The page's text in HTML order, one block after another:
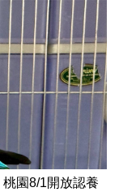
園8/1開放認養